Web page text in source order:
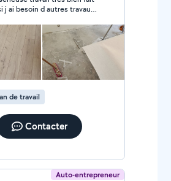
ai besoin d autres travaux
de travail
Contacter
Auto-entrepreneur